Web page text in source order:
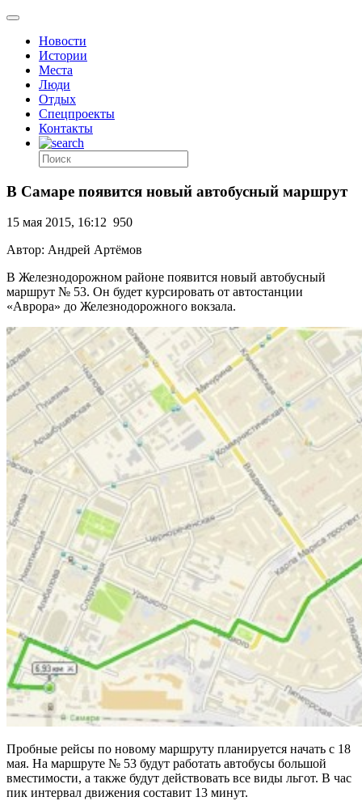
Новости
Истории
Места
Люди
Отдых
Спецпроекты
Контакты
В Самаре появится новый автобусный маршрут
15 мая 2015, 16:12 950
Автор: Андрей Артёмов
В Железнодорожном районе появится новый автобусный
маршрут № 53. Он будет курсировать от автостанции
«Аврора» до Железнодорожного вокзала.
Пробные рейсы по новому маршруту планируется начать с 18
мая. На маршруте № 53 будут работать автобусы большой
вместимости, а также будут действовать все виды льгот. В час
пик интервал движения составит 13 минут.